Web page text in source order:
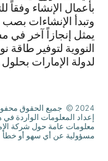
بأعمال الإنشاء وفقاً
وتبدأ الإنشاءات
يمثل إنجازاً آخر في
النووية لتوفير طاقة
لدولة الإمارات بحلول عام
2024 © جميع الحقوق
إعداد المعلومات الواردة
معلومات عامة حول شركة
مسؤولية عن أي سهو أو خطأ